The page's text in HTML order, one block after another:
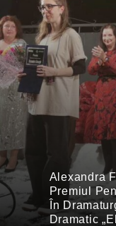
Alexandra
Premiul
În
Dramatic